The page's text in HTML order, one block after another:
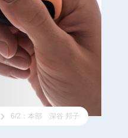
6/2：本部 深谷 邦子